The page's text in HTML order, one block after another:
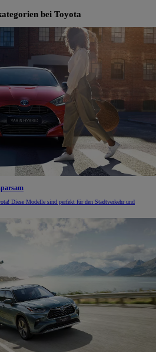
bei Toyota
Diese Modelle sind perfekt für den Stadtverkehr und